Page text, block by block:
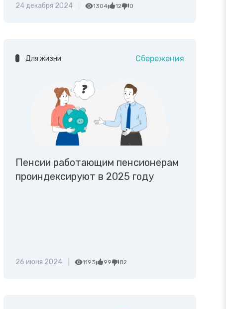
24 декабря 2024 1304 12 0
Для жизни Сбережения
Пенсии работающим пенсионерам
проиндексируют в 2025 году
26 июня 2024 1193 99 82